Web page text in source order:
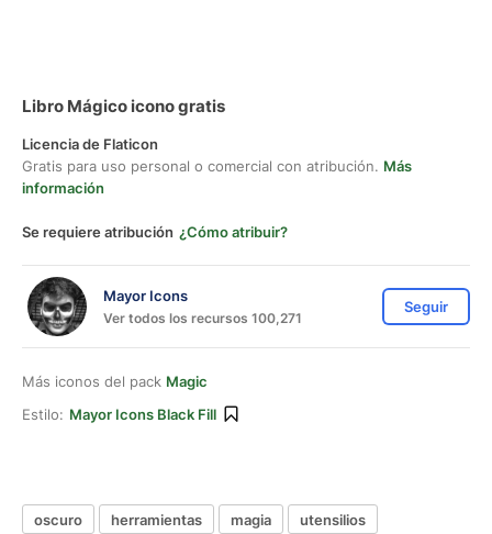
Libro Mágico icono gratis
Licencia de Flaticon
Gratis para uso personal o comercial con atribución. Más
información
Se requiere atribución ¿Cómo atribuir?
Mayor Icons
Ver todos los recursos 100,271
Seguir
Más iconos del pack Magic
Estilo: Mayor Icons Black Fill
oscuro herramientas magia
utensilios